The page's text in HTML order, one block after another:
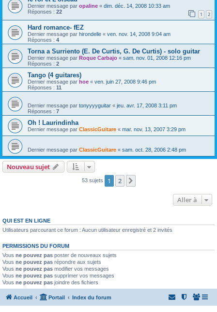
Dernier message par opaline « dim. déc. 14, 2008 10:33 am
Réponses : 22 1 2
Hard romance- fEZ
Dernier message par hirondelle « ven. nov. 14, 2008 9:04 am
Réponses : 4
Torna a Surriento (E. De Curtis, G. De Curtis) - solo guitar
Dernier message par Roque Carbajo « sam. nov. 01, 2008 12:16 pm
Réponses : 2
Tango (4 guitares)
Dernier message par hoe « ven. juin 27, 2008 9:46 pm
Réponses : 11
Dernier message par tonyyyyguitar « jeu. avr. 17, 2008 3:11 pm
Réponses : 7
Oh ! Laurindinha
Dernier message par ClassicGuitare « mar. nov. 13, 2007 3:29 pm
Dernier message par ClassicGuitare « sam. oct. 28, 2006 2:48 pm
Nouveau sujet
53 sujets 1 2
Aller à
QUI EST EN LIGNE
Utilisateurs parcourant ce forum : Aucun utilisateur enregistré et 2 invités
PERMISSIONS DU FORUM
Vous ne pouvez pas poster de nouveaux sujets
Vous ne pouvez pas répondre aux sujets
Vous ne pouvez pas modifier vos messages
Vous ne pouvez pas supprimer vos messages
Vous ne pouvez pas joindre des fichiers
Accueil Portail Index du forum